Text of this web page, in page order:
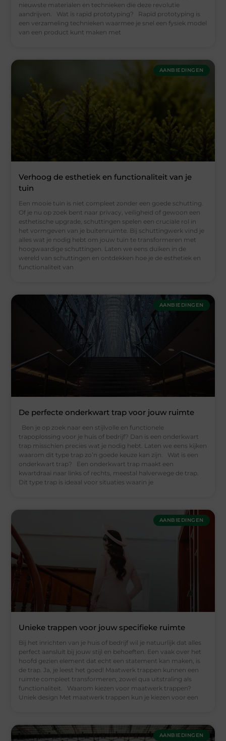
nieuwste materialen en technieken die deze revolutie
aandrijven. Wat is rapid prototyping? Rapid prototyping is
een verzameling technieken waarmee je snel een fysiek model
van een product kunt maken met
AANBIEDINGEN
Verhoog de esthetiek en functionaliteit van je
tuin
Een mooie tuin is niet compleet zonder een goede schutting.
Of je nu op zoek bent naar privacy, veiligheid of gewoon een
esthetische upgrade, schuttingen spelen een cruciale rol in
het vormgeven van je buitenruimte. Bij schuttingwerk vind je
alles wat je nodig hebt om jouw tuin te transformeren met
hoogwaardige schuttingen. Laten we eens duiken in de
wereld van schuttingen en ontdekken hoe je de esthetiek en
functionaliteit van
AANBIEDINGEN
De perfecte onderkwart trap voor jouw ruimte
Ben je op zoek naar een stijlvolle en functionele
trapoplossing voor je huis of bedrijf? Dan is een onderkwart
trap misschien precies wat je nodig hebt. Laten we eens kijken
waarom dit type trap zo’n goede keuze kan zijn. Wat is een
onderkwart trap? Een onderkwart trap maakt een
kwartdraai naar links of rechts, meestal halverwege de trap.
Dit type trap is ideaal voor situaties waarin je
AANBIEDINGEN
Unieke trappen voor jouw specifieke ruimte
Bij het inrichten van je huis of bedrijf wil je natuurlijk dat alles
perfect aansluit bij jouw stijl en behoeften. Een vaak over het
hoofd gezien element dat echt een statement kan maken, is
de trap. Ja, je leest het goed! Maatwerk trappen kunnen een
ruimte compleet transformeren, zowel qua uitstraling als
functionaliteit. Waarom kiezen voor maatwerk trappen?
Uniek design Met maatwerk trappen kun je kiezen voor een
AANBIEDINGEN